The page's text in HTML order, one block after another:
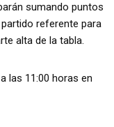
sumando puntos
referente para
alta de la tabla.
las 11:00 horas en